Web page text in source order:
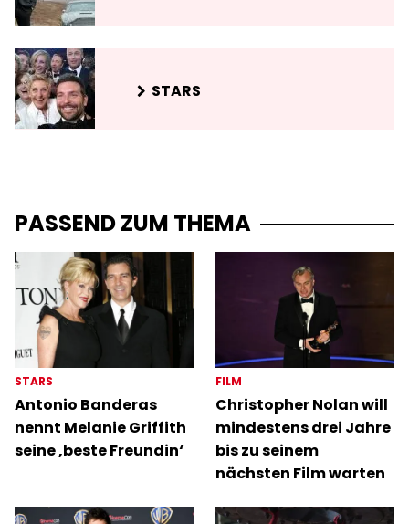
STARS
PASSEND ZUM THEMA
STARS
Antonio Banderas
nennt Melanie Griffith
seine ‚beste Freundin‘
FILM
Christopher Nolan will
mindestens drei Jahre
bis zu seinem
nächsten Film warten